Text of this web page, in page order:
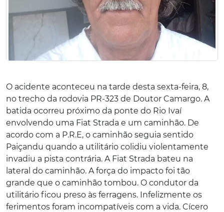
O acidente aconteceu na tarde desta sexta-feira, 8,
no trecho da rodovia PR-323 de Doutor Camargo. A
batida ocorreu próximo da ponte do Rio Ivaí
envolvendo uma Fiat Strada e um caminhão. De
acordo com a P.R.E, o caminhão seguia sentido
Paiçandu quando a utilitário colidiu violentamente
invadiu a pista contrária. A Fiat Strada bateu na
lateral do caminhão. A força do impacto foi tão
grande que o caminhão tombou. O condutor da
utilitário ficou preso às ferragens. Infelizmente os
ferimentos foram incompatíveis com a vida. Cícero